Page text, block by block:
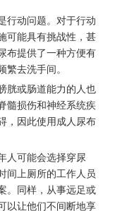
行动问题。对于行动
可能具有挑战性，甚
布提供了一种方便有
去洗手间。
胱或肠道能力的人也
髓损伤和神经系统疾
，因此使用成人尿布
人可能会选择穿尿
间上厕所的工作人员
。同样，从事远足或
以让他们不间断地享